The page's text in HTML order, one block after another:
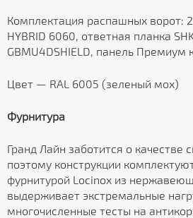
Комплектация распашных ворот:
HYBRID 6060, ответная планка
GBMU4DSHIELD, панель Премиум
Цвет — RAL 6005 (зеленый мох)
Фурнитура
Гранд Лайн заботится о качестве
поэтому конструкции
фурнитурой Locinox из
выдерживает экстремальные
многочисленные тесты на